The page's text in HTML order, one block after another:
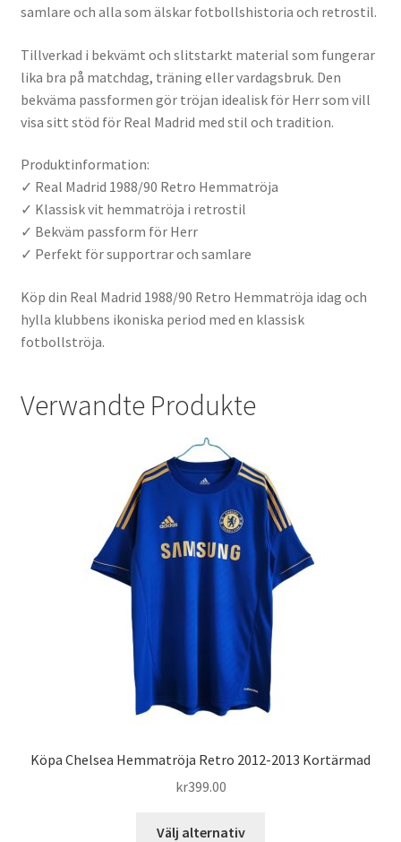
samlare och alla som älskar fotbollshistoria och retrostil.
Tillverkad i bekvämt och slitstarkt material som fungerar
lika bra på matchdag, träning eller vardagsbruk. Den
bekväma passformen gör tröjan idealisk för Herr som vill
visa sitt stöd för Real Madrid med stil och tradition.
Produktinformation:
✓ Real Madrid 1988/90 Retro Hemmatröja
✓ Klassisk vit hemmatröja i retrostil
✓ Bekväm passform för Herr
✓ Perfekt för supportrar och samlare
Köp din Real Madrid 1988/90 Retro Hemmatröja idag och
hylla klubbens ikoniska period med en klassisk
fotbollströja.
Verwandte Produkte
Köpa Chelsea Hemmatröja Retro 2012-2013 Kortärmad
kr399.00
Välj alternativ